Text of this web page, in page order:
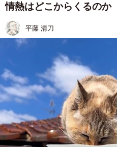
情熱はどこからくるのか
平藤 清刀